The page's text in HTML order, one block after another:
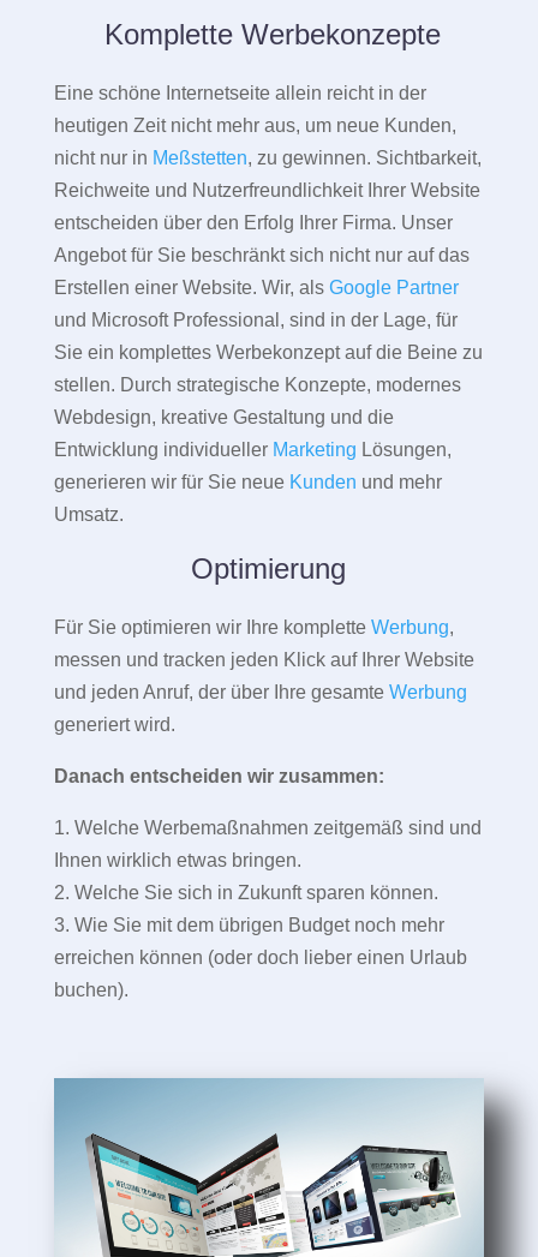
Komplette Werbekonzepte
Eine schöne Internetseite allein reicht in der
heutigen Zeit nicht mehr aus, um neue Kunden,
nicht nur in Meßstetten, zu gewinnen. Sichtbarkeit,
Reichweite und Nutzerfreundlichkeit Ihrer Website
entscheiden über den Erfolg Ihrer Firma. Unser
Angebot für Sie beschränkt sich nicht nur auf das
Erstellen einer Website. Wir, als Google Partner
und Microsoft Professional, sind in der Lage, für
Sie ein komplettes Werbekonzept auf die Beine zu
stellen. Durch strategische Konzepte, modernes
Webdesign, kreative Gestaltung und die
Entwicklung individueller Marketing Lösungen,
generieren wir für Sie neue Kunden und mehr
Umsatz.
Optimierung
Für Sie optimieren wir Ihre komplette Werbung,
messen und tracken jeden Klick auf Ihrer Website
und jeden Anruf, der über Ihre gesamte Werbung
generiert wird.
Danach entscheiden wir zusammen:
1. Welche Werbemaßnahmen zeitgemäß sind und
Ihnen wirklich etwas bringen.
2. Welche Sie sich in Zukunft sparen können.
3. Wie Sie mit dem übrigen Budget noch mehr
erreichen können (oder doch lieber einen Urlaub
buchen).